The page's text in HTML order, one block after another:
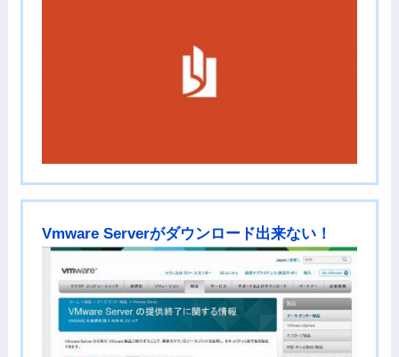
Vmware Serverがダウンロード出来ない！